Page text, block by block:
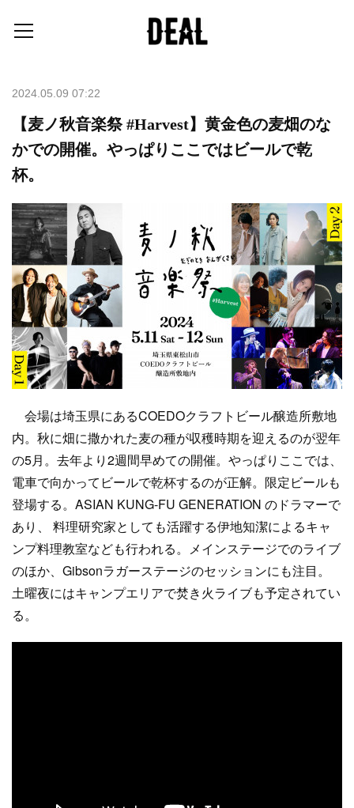
2024.05.09 07:22
【麦ノ秋音楽祭 #Harvest】黄金色の麦畑のな
かでの開催。やっぱりここではビールで乾
杯。
会場は埼玉県にあるCOEDOクラフトビール醸造所敷地
内。秋に畑に撒かれた麦の種が収穫時期を迎えるのが翌年
の5月。去年より2週間早めての開催。やっぱりここでは、
電車で向かってビールで乾杯するのが正解。限定ビールも
登場する。ASIAN KUNG-FU GENERATION のドラマーで
あり、 料理研究家としても活躍する伊地知潔によるキャ
ンプ料理教室なども行われる。メインステージでのライブ
のほか、Gibsonラガーステージのセッションにも注目。
土曜夜にはキャンプエリアで焚き火ライブも予定されてい
る。